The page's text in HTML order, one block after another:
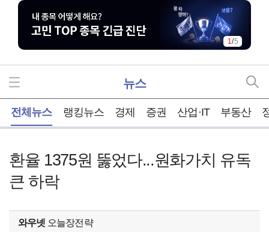
2/5
뉴스
전체뉴스 랭킹뉴스 경제 증권 산업·IT 부동산
환율 1375원 뚫었다...원화가치 유독
큰 하락
와우넷 오늘장전략